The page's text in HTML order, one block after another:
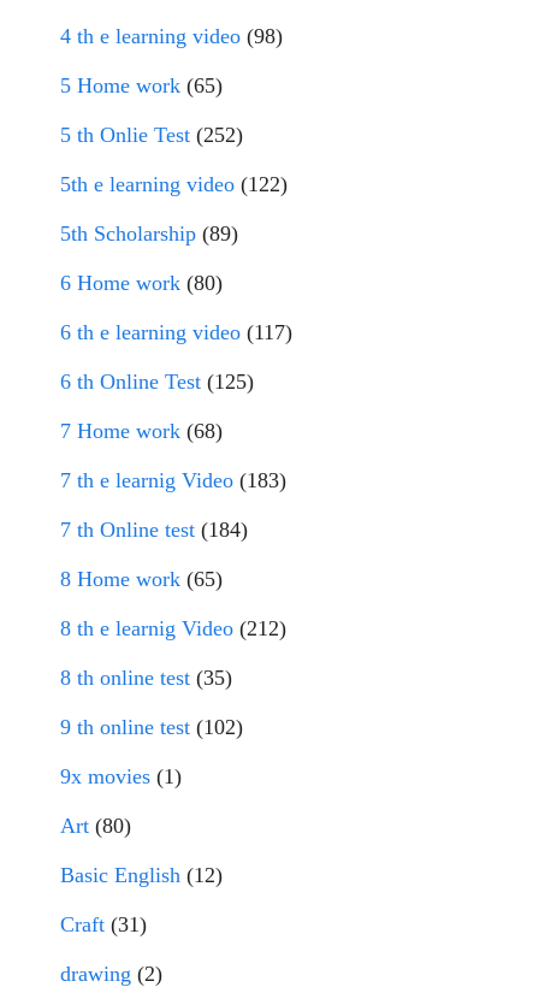
4 th e learning video (98)
5 Home work (65)
5 th Onlie Test (252)
5th e learning video (122)
5th Scholarship (89)
6 Home work (80)
6 th e learning video (117)
6 th Online Test (125)
7 Home work (68)
7 th e learnig Video (183)
7 th Online test (184)
8 Home work (65)
8 th e learnig Video (212)
8 th online test (35)
9 th online test (102)
9x movies (1)
Art (80)
Basic English (12)
Craft (31)
drawing (2)